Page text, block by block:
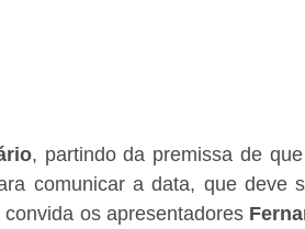
, partindo da premissa de
comunicar a data, que deve
convida os apresentadores